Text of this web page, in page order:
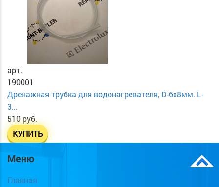
арт.
190001
Дренажная трубка для водонагревателя, D-6х8мм. L-
3...
510 руб.
КУПИТЬ
Меню
Главная